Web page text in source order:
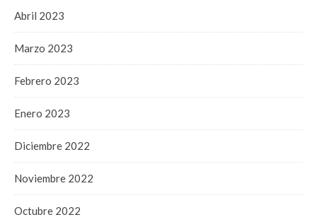
Abril 2023
Marzo 2023
Febrero 2023
Enero 2023
Diciembre 2022
Noviembre 2022
Octubre 2022